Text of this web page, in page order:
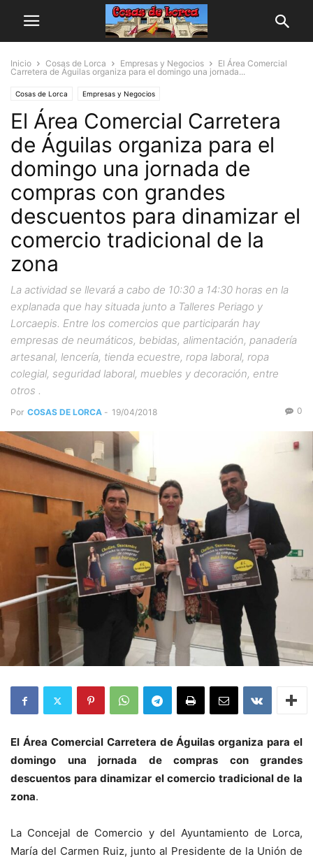
Inicio Cosas de Lorca Empresas y Negocios
El Área Comercial
Carretera de Águilas organiza para el domingo una jornada...
Cosas de Lorca Empresas y Negocios
El Área Comercial Carretera
de Águilas organiza para el
domingo una jornada de
compras con grandes
descuentos para dinamizar el
comercio tradicional de la
zona
La actividad se llevará a cabo de 10:30 a 14:30 horas en la
explanada que hay situada junto a Talleres Periago y
Lorcaepis. Entre los comercios que participarán hay
empresas de neumáticos, bebidas, alimentación, panadería
artesanal, lencería, tienda ecuestre, ropa laboral, ropa
colegial, seguridad laboral, muebles y decoración, entre
otros .
Por COSAS DE LORCA - 19/04/2018 0
El Área Comercial Carretera de Águilas organiza para el
domingo una jornada de compras con grandes
descuentos para dinamizar el comercio tradicional de la
zona.
La Concejal de Comercio y del Ayuntamiento de Lorca,
María del Carmen Ruiz, junto al Presidente de la Unión de